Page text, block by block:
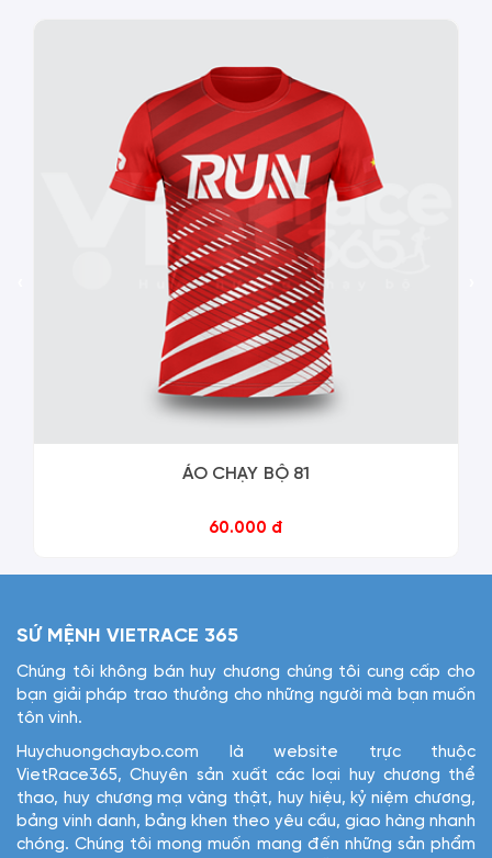
ÁO CHẠY BỘ 81
60.000 đ
SỨ MỆNH VIETRACE 365
Chúng tôi không bán huy chương chúng tôi cung cấp cho
bạn giải pháp trao thưởng cho những người mà bạn muốn
tôn vinh.
Huychuongchaybo.com là website trực thuộc
VietRace365, Chuyên sản xuất các loại huy chương thể
thao, huy chương mạ vàng thật, huy hiệu, kỷ niệm chương,
bảng vinh danh, bảng khen theo yêu cầu, giao hàng nhanh
chóng. Chúng tôi mong muốn mang đến những sản phẩm